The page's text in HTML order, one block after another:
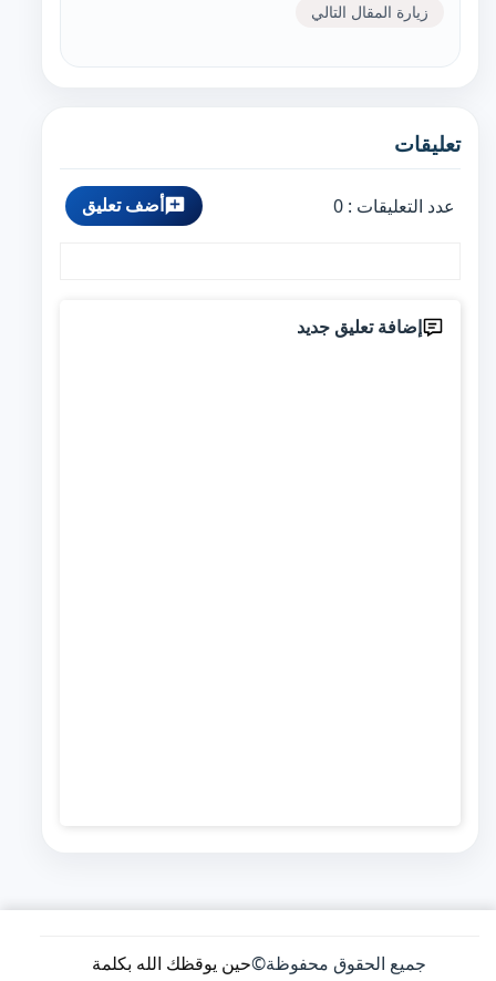
زيارة المقال التالي
تعليقات
عدد التعليقات : 0 أضف تعليق
إضافة تعليق جديد
جميع الحقوق محفوظة©حين يوقظك الله بكلمة